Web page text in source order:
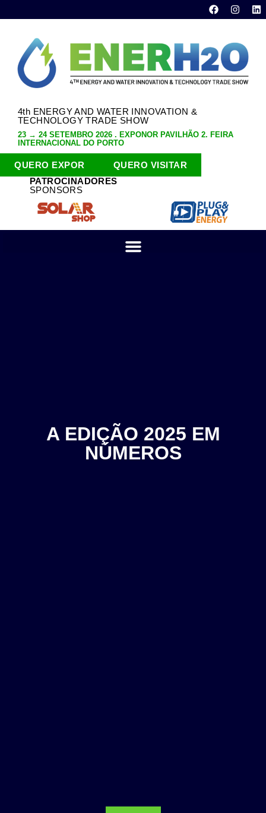
4th ENERGY AND WATER INNOVATION &
TECHNOLOGY TRADE SHOW
23 → 24 SETEMBRO 2026 . EXPONOR PAVILHÃO 2. FEIRA
INTERNACIONAL DO PORTO
QUERO EXPOR
QUERO VISITAR
PATROCINADORES
SPONSORS
A EDIÇÃO 2025 EM
NÚMEROS